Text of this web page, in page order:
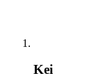
Kei